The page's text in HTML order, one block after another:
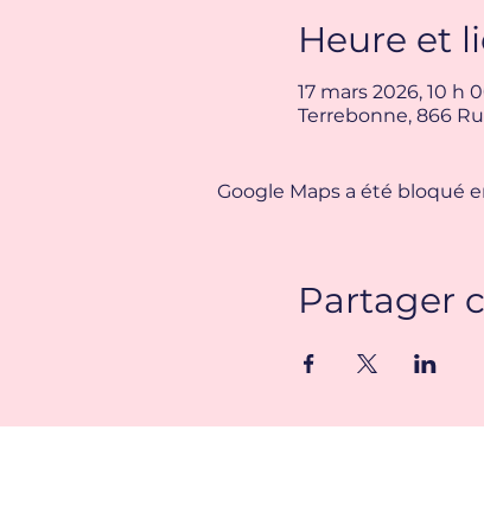
Heure et
17 mars 2026, 10 h
Terrebonne, 866
Google Maps a été bloqué
Partager